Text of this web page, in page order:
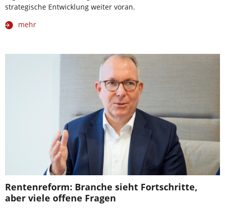
strategische Entwicklung weiter voran.
mehr
Rentenreform: Branche sieht Fortschritte,
aber viele offene Fragen